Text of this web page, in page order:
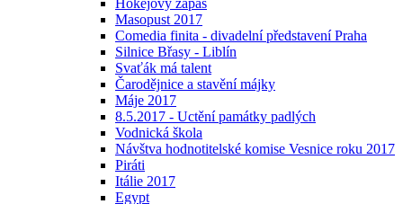
Hokejový zápas
Masopust 2017
Comedia finita - divadelní představení Praha
Silnice Břasy - Liblín
Svaťák má talent
Čarodějnice a stavění májky
Máje 2017
8.5.2017 - Uctění památky padlých
Vodnická škola
Návštva hodnotitelské komise Vesnice roku 2017
Piráti
Itálie 2017
Egypt